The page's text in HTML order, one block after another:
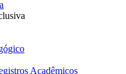
Acadêmicos